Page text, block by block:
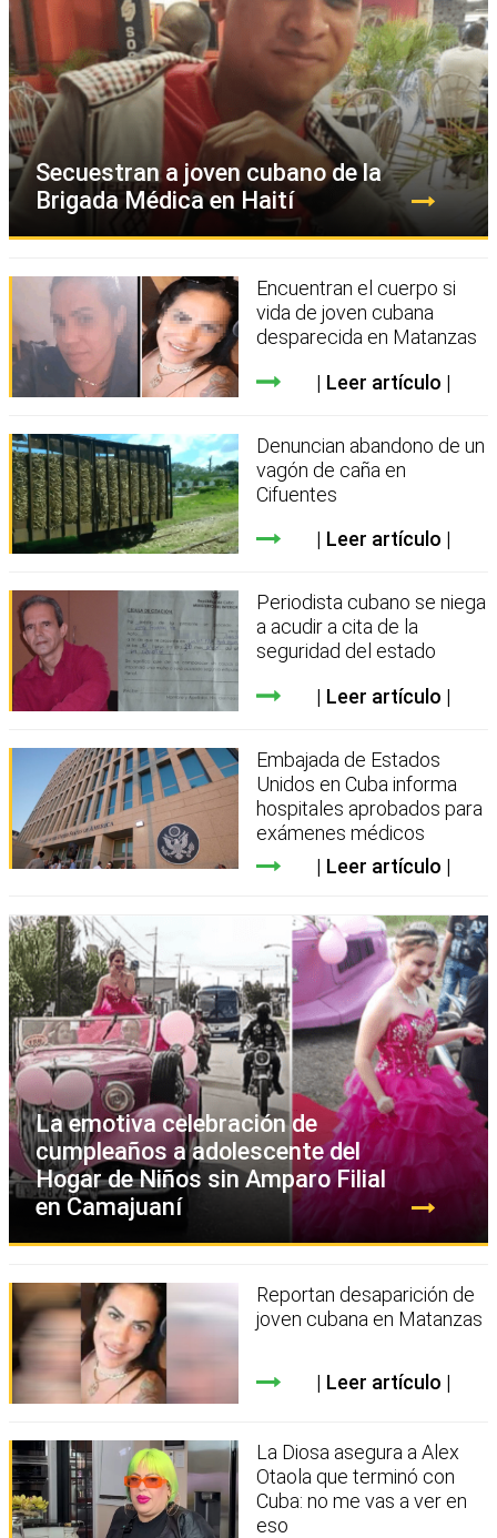
Secuestran a joven cubano de la
Brigada Médica en Haití
Encuentran el cuerpo si
vida de joven cubana
desparecida en Matanzas
Leer artículo
Denuncian abandono de un
vagón de caña en
Cifuentes
Leer artículo
Periodista cubano se niega
a acudir a cita de la
seguridad del estado
Leer artículo
Embajada de Estados
Unidos en Cuba informa
hospitales aprobados para
exámenes médicos
Leer artículo
La emotiva celebración de
cumpleaños a adolescente del
Hogar de Niños sin Amparo Filial
en Camajuaní
Reportan desaparición de
joven cubana en Matanzas
Leer artículo
La Diosa asegura a Alex
Otaola que terminó con
Cuba: no me vas a ver en
eso